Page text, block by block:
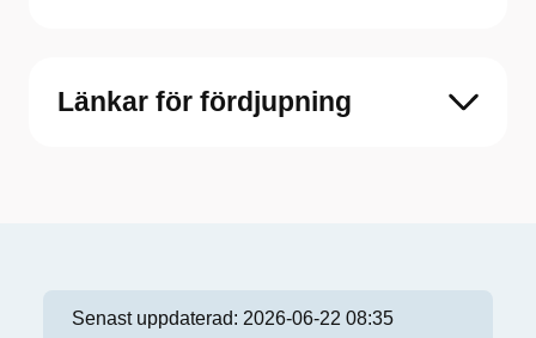
Länkar för fördjupning
Senast uppdaterad: 2026-06-22 08:35